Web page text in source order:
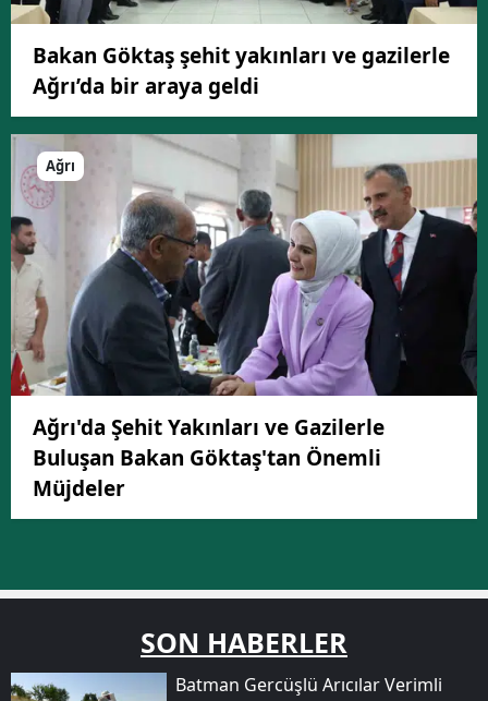
Bakan Göktaş şehit yakınları ve gazilerle
Ağrı’da bir araya geldi
Ağrı
Ağrı'da Şehit Yakınları ve Gazilerle
Buluşan Bakan Göktaş'tan Önemli
Müjdeler
SON HABERLER
Batman Gercüşlü Arıcılar Verimli